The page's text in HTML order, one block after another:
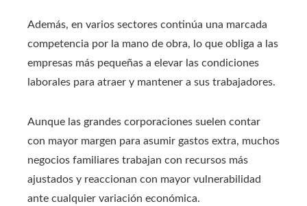
Además, en varios sectores continúa una marcada
competencia por la mano de obra, lo que obliga a las
empresas más pequeñas a elevar las condiciones
laborales para atraer y mantener a sus trabajadores.
Aunque las grandes corporaciones suelen contar
con mayor margen para asumir gastos extra, muchos
negocios familiares trabajan con recursos más
ajustados y reaccionan con mayor vulnerabilidad
ante cualquier variación económica.